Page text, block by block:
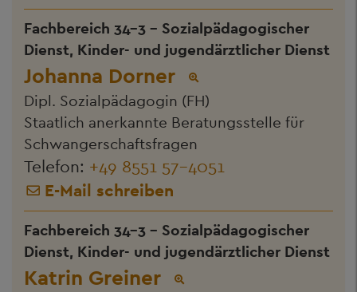
Fachbereich 34-3 - Sozialpädagogischer
Dienst, Kinder- und jugendärztlicher Dienst
Johanna Dorner
Dipl. Sozialpädagogin (FH)
Staatlich anerkannte Beratungsstelle für
Schwangerschaftsfragen
Telefon: +49 8551 57-4051
E-Mail schreiben
Fachbereich 34-3 - Sozialpädagogischer
Dienst, Kinder- und jugendärztlicher Dienst
Katrin Greiner